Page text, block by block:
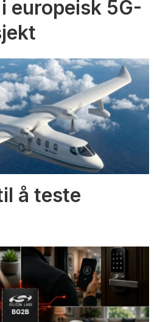
europeisk 5G-
å teste